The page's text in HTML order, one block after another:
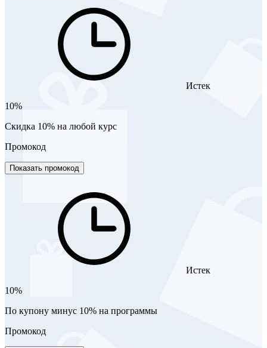
Истек
10%
Скидка 10% на любой курс
Промокод
Показать промокод
Истек
10%
По купону минус 10% на программы
Промокод